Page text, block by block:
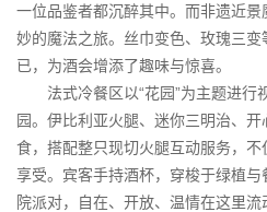
一位品鉴者都沉醉其中。而非遗近
妙的魔法之旅。丝巾变色、玫瑰三
已，为酒会增添了趣味与惊喜。
法式冷餐区以“花园”为主题进
园。伊比利亚火腿、迷你三明治、
食，搭配整只现切火腿互动服务，
享受。宾客手持酒杯，穿梭于绿植
院派对，自在、开放、温情在这里流